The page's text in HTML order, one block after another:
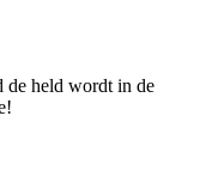
de held wordt in de